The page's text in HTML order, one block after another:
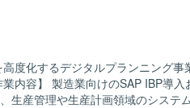
計からトレーニングまで幅広い工
とで、上流工程から下流工程まで
度化するデジタルプランニング事
生産管理や生産計画領域のシステ